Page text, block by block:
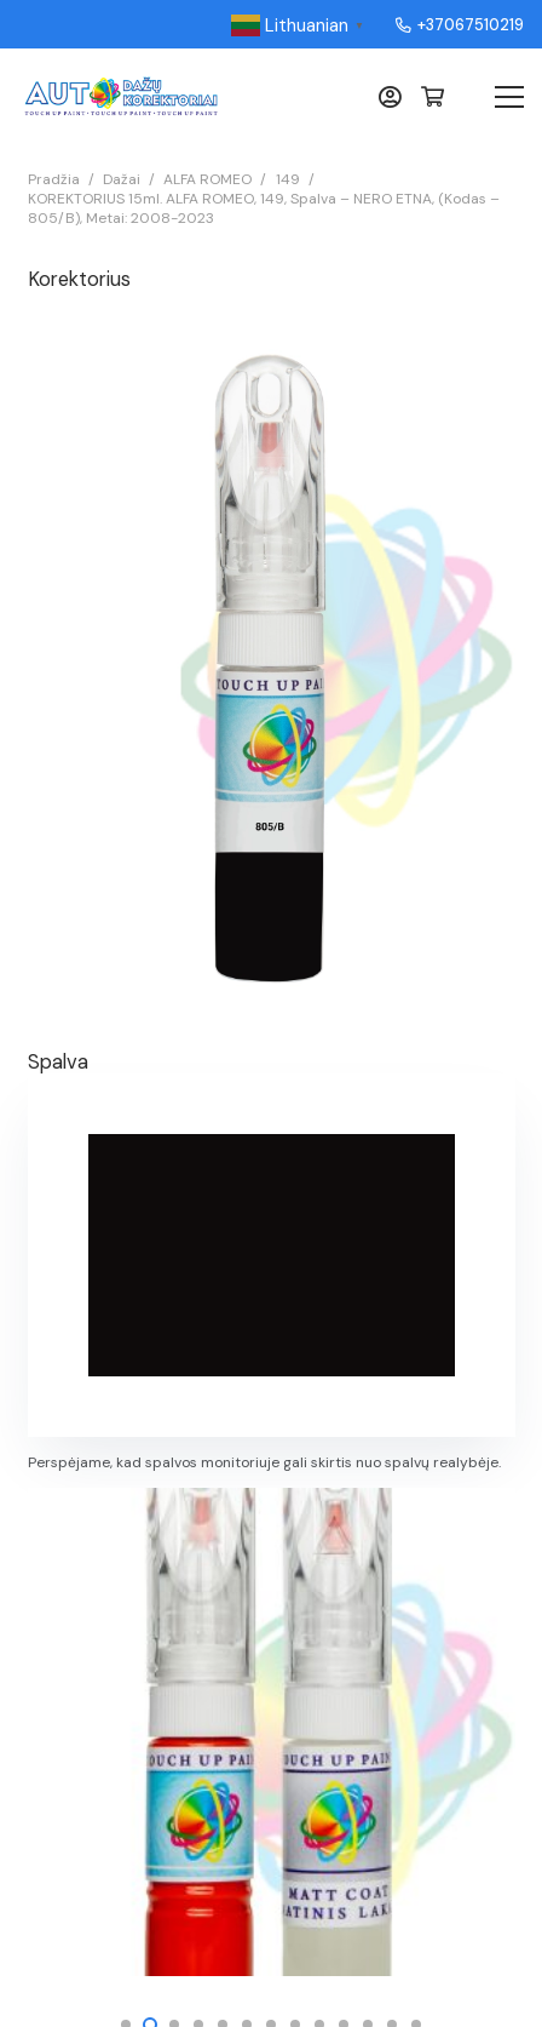
Lithuanian ▼ +37067510219
Pradžia / Dažai / ALFA ROMEO / 149 /
KOREKTORIUS 15ml. ALFA ROMEO, 149, Spalva – NERO ETNA, (Kodas –
805/B), Metai: 2008-2023
Korektorius
Spalva
Perspėjame, kad spalvos monitoriuje gali skirtis nuo spalvų realybėje.